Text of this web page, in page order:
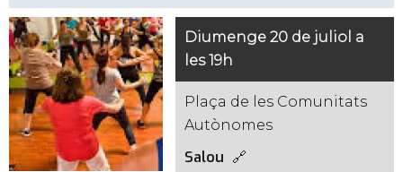
Diumenge 20 de juliol a
les 19h
Plaça de les Comunitats
Autònomes
Salou